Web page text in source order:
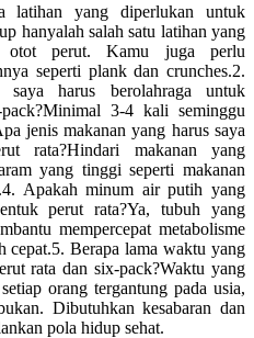
latihan yang diperlukan untuk
hanyalah salah satu latihan yang
otot perut. Kamu juga perlu
seperti plank dan crunches.2.
harus berolahraga untuk
3-4 kali seminggu
jenis makanan yang harus saya
rata?Hindari makanan yang
yang tinggi seperti makanan
Apakah minum air putih yang
perut rata?Ya, tubuh yang
mempercepat metabolisme
cepat.5. Berapa lama waktu yang
rata dan six-pack?Waktu yang
orang tergantung pada usia,
Dibutuhkan kesabaran dan
pola hidup sehat.